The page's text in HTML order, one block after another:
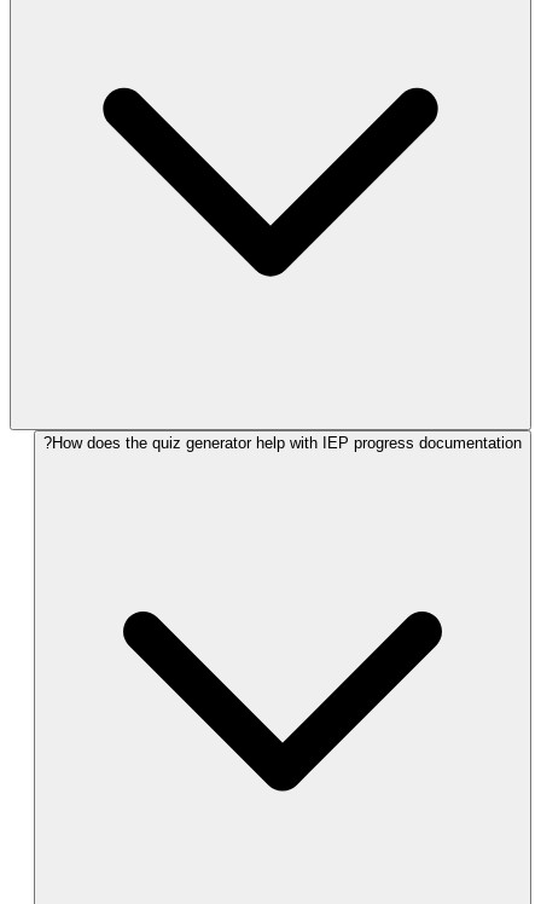
How does the quiz generator help with IEP progress documentation?